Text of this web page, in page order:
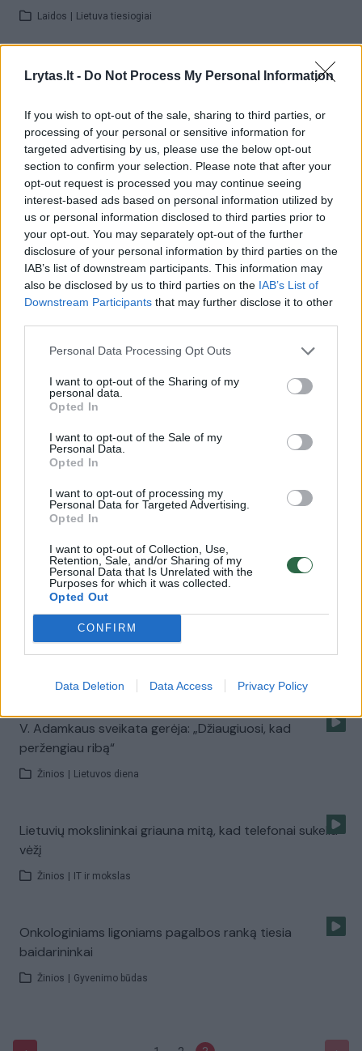
Lrytas.lt - Do Not Process My Personal Information
If you wish to opt-out of the sale, sharing to third parties, or
processing of your personal or sensitive information for
targeted advertising by us, please use the below opt-out
section to confirm your selection. Please note that after your
opt-out request is processed you may continue seeing
interest-based ads based on personal information utilized by
us or personal information disclosed to third parties prior to
your opt-out. You may separately opt-out of the further
disclosure of your personal information by third parties on the
IAB’s list of downstream participants. This information may
also be disclosed by us to third parties on the IAB’s List of
Downstream Participants that may further disclose it to other
Personal Data Processing Opt Outs
I want to opt-out of the Sharing of my
personal data.
Opted In
I want to opt-out of the Sale of my
Personal Data.
Opted In
I want to opt-out of processing my
Personal Data for Targeted Advertising.
Opted In
I want to opt-out of Collection, Use,
Retention, Sale, and/or Sharing of my
Personal Data that Is Unrelated with the
Purposes for which it was collected.
Opted Out
CONFIRM
Data Deletion Data Access Privacy Policy
Laidos Lietuva tiesiogiai
Prezidentas V. Adamkus: „Rusija tyčiojasi iš Lietuvos“
Laidos | Lietuva tiesiogiai
Norite apsisaugoti nuo onkologinių ligų – valgykite
grybus
Žinios | Gyvenimo būdas
Kaip kova dėl gyvybių tampa kova dėl įtakos ir pinigų?
Žinios | Lietuvos diena
24/7: kiek mokesčių mokėtojams kainuoja valdžios
klaidos? (I)
Laidos | 24/7
24/7: A. Butkevičius – apie koalicijos ir prezidentės
Laidos | 24/7
24/7: šalies ligoninėse – kova dėl įtakos bei pinigų (III)
Laidos | 24/7
V. Adamkui – geros žinios iš Santariškių klinikos
V. Adamkaus sveikata gerėja: „Džiaugiuosi, kad
peržengiau ribą“
Žinios Lietuvos diena
Lietuvių mokslininkai griauna mitą, kad telefonai sukelia
vėžį
Žinios IT ir mokslas
Onkologiniams ligoniams pagalbos ranką tiesia
baidarininkai
Žinios Gyvenimo būdas